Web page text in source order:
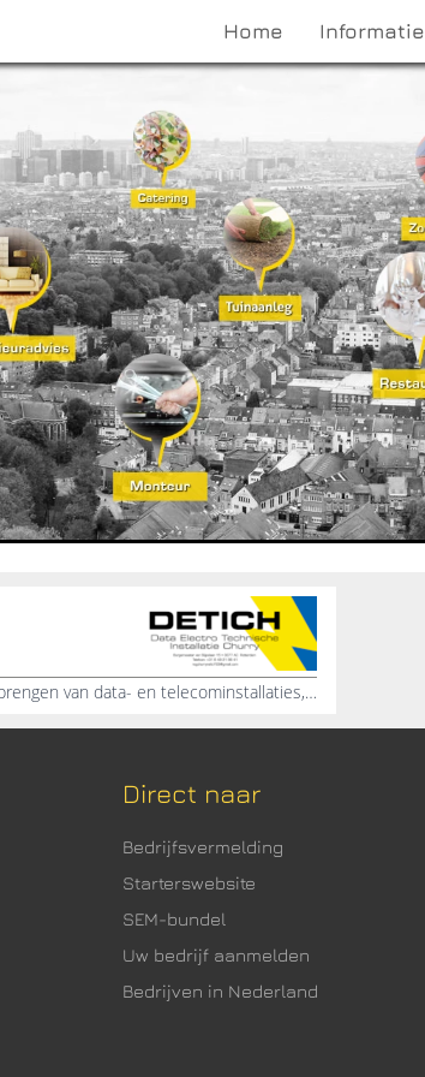
Home Informatie
Technisch installatiebedrijf, Leveren en aanbrengen van data- en telecominstallaties, Netwerk datacenter aanleggen, Data- en telecom installaties, Zwakstroom, Sterkstroom, Kabel trekken datacenter, Patchkast aanleggen, Serverkasten aanleggen, Web plekken voorzien van kabels
Direct naar
Bedrijfsvermelding
Starterswebsite
SEM-bundel
Uw bedrijf aanmelden
Bedrijven in Nederland